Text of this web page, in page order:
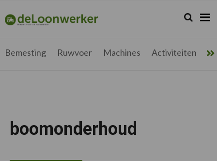
de
hoofdnavigatie
de
hoofd
de
eerste
de
voettekst
deloonwerker.be Zoeken...
Zoek
Bemesting Ruwvoer Machines Activiteiten
boomonderhoud